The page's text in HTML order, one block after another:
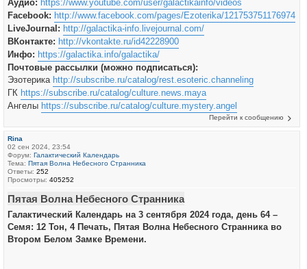
Аудио: https://www.youtube.com/user/galactikainfo/videos
Facebook: http://www.facebook.com/pages/Ezoterika/121753751176974
LiveJournal: http://galactika-info.livejournal.com/
ВКонтакте: http://vkontakte.ru/id42228900
Инфо: https://galactika.info/galactika/
Почтовые рассылки (можно подписаться):
Эзотерика http://subscribe.ru/catalog/rest.esoteric.channeling
ГК https://subscribe.ru/catalog/culture.news.maya
Ангелы https://subscribe.ru/catalog/culture.mystery.angel
Перейти к сообщению
Rina
02 сен 2024, 23:54
Форум: Галактический Календарь
Тема: Пятая Волна Небесного Странника
Ответы: 252
Просмотры: 405252
Пятая Волна Небесного Странника
Галактический Календарь на 3 сентября 2024 года, день 64 –
Семя: 12 Тон, 4 Печать, Пятая Волна Небесного Странника во
Втором Белом Замке Времени.